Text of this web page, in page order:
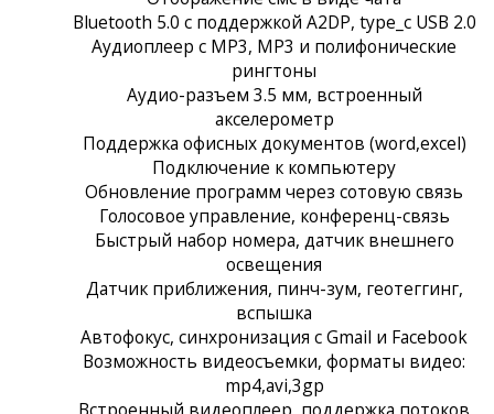
Bluetooth 5.0 с поддержкой A2DP, type_c USB 2.0
Аудиоплеер с MP3, MP3 и полифонические
рингтоны
Аудио-разъем 3.5 мм, встроенный
акселерометр
Поддержка офисных документов (word,excel)
Подключение к компьютеру
Обновление программ через сотовую связь
Голосовое управление, конференц-связь
Быстрый набор номера, датчик внешнего
освещения
Датчик приближения, пинч-зум, геотеггинг,
вспышка
Автофокус, синхронизация с Gmail и Facebook
Возможность видеосъемки, форматы видео:
mp4,avi,3gp